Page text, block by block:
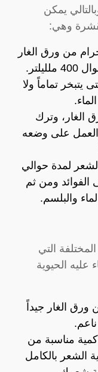
يمكن
وهي:
العمل على غلي حوالي 50 جرام من ورق الغار
تماماً ولا
الغار، وترك
العمل على وضعه
لمدة حوالي
ومن ثم
والبلسم.
التي
الحيوية
الغار جيداً
مناسبة من
الشعر بالكامل